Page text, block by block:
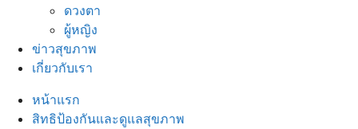
ดวงตา
ผู้หญิง
ข่าวสุขภาพ
เกี่ยวกับเรา
หน้าแรก
สิทธิป้องกันและดูแลสุขภาพ